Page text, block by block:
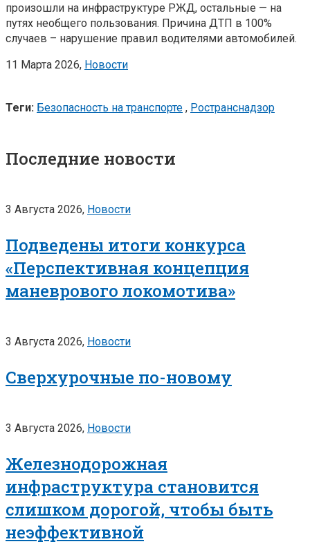
произошли на инфраструктуре РЖД, остальные — на
путях необщего пользования. Причина ДТП в 100%
случаев – нарушение правил водителями автомобилей.
11 Марта 2026, Новости
Теги: Безопасность на транспорте , Ространснадзор
Последние новости
3 Августа 2026, Новости
Подведены итоги конкурса
«Перспективная концепция
маневрового локомотива»
3 Августа 2026, Новости
Сверхурочные по-новому
3 Августа 2026, Новости
Железнодорожная
инфраструктура становится
слишком дорогой, чтобы быть
неэффективной